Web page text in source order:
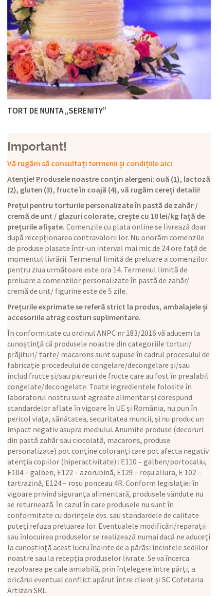
TORT DE NUNTA „SERENITY”
Important!
Vă rugăm să consultați termenii și condițiile aici.
Atenție! Produsele noastre conțin alergeni: ouă (1), lactoză
(2), gluten (3), fructe în coajă (4), vă rugăm cereți detalii!
Prețul pentru torturile personalizate în pastă de zahăr /
cremă de unt / glazuri colorate, crește cu 10 lei/kg față de
prețurile afișate. Comenzile cu plata online se livrează doar
după recepționarea contravalorii lor. Nu onorăm comenzile
de produse plasate într-un interval mai mic de 24 ore față de
momentul livrării. Termenul limită de preluare a comenzilor
pentru ziua următoare este ora 14. Termenul limită de
preluare a comenzilor personalizate în pastă de zahăr/
cremă de unt/ figurine este de 5 zile.
Prețurile exprimate se referă strict la produs, ambalajele și
accesoriile atrag costuri suplimentare.
În conformitate cu ordinul ANPC nr 183/2016 vă aducem la
cunoștință că produsele noastre din categoriile torturi/
prăjituri/ tarte/ macarons sunt supuse în cadrul procesului de
fabricație procedeului de congelare/decongelare și/sau
includ fructe și/sau piureuri de fructe care au fost în prealabil
congelate/decongelate. Toate ingredientele folosite în
laboratorul nostru sunt agreate alimentar și corespund
standardelor aflate în vigoare în UE și România, nu pun în
pericol viața, sănătatea, securitatea muncii, și nu produc un
impact negativ asupra mediului. Anumite produse (decoruri
din pastă zahăr sau ciocolată, macarons, produse
personalizate) pot conține coloranți care pot afecta negativ
atenția copiilor (hiperactivitate) : E110 – galben/portocaliu,
E104 – galben, E122 – azorubină, E129 – roșu allura, E 102 –
tartrazină, E124 – roșu ponceau 4R. Conform legislației în
vigoare privind siguranța alimentară, produsele vândute nu
se returnează. În cazul în care produsele nu sunt în
conformitate cu dorințele dvs. sau standardele de calitate
puteți refuza preluarea lor. Eventualele modificări/reparații
sau înlocuirea produselor se realizează numai dacă ne aduceți
la cunoștință acest lucru înainte de a părăsi incintele sediilor
noastre sau la recepția produselor livrate. Se va încerca
rezolvarea pe cale amiabilă, prin înțelegere între părți, a
oricărui eventual conflict apărut între client și SC Cofetaria
Artizan SRL.